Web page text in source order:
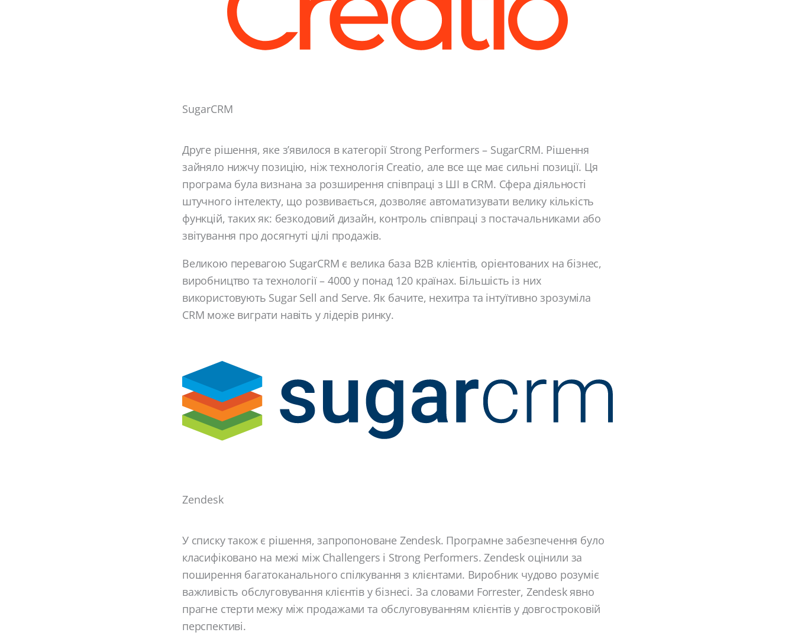
SugarCRM
Друге рішення, яке з’явилося в категорії Strong Performers – SugarCRM. Рішення
зайняло нижчу позицію, ніж технологія Creatio, але все ще має сильні позиції. Ця
програма була визнана за розширення співпраці з ШІ в CRM. Сфера діяльності
штучного інтелекту, що розвивається, дозволяє автоматизувати велику кількість
функцій, таких як: безкодовий дизайн, контроль співпраці з постачальниками або
звітування про досягнуті цілі продажів.
Великою перевагою SugarCRM є велика база B2B клієнтів, орієнтованих на бізнес,
виробництво та технології – 4000 у понад 120 країнах. Більшість із них
використовують Sugar Sell and Serve. Як бачите, нехитра та інтуїтивно зрозуміла
CRM може виграти навіть у лідерів ринку.
Zendesk
У списку також є рішення, запропоноване Zendesk. Програмне забезпечення було
класифіковано на межі між Challengers і Strong Performers. Zendesk оцінили за
поширення багатоканального спілкування з клієнтами. Виробник чудово розуміє
важливість обслуговування клієнтів у бізнесі. За словами Forrester, Zendesk явно
прагне стерти межу між продажами та обслуговуванням клієнтів у довгостроковій
перспективі.